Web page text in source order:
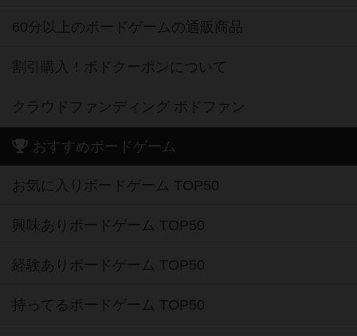
60分以上のボードゲームの通販商品
割引購入！ボドクーポンについて
クラウドファンディング ボドファン
おすすめボードゲーム
お気に入りボードゲーム TOP50
興味ありボードゲーム TOP50
経験ありボードゲーム TOP50
持ってるボードゲーム TOP50